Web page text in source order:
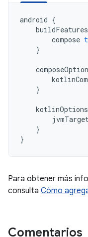
android {
buildFeatures
compose
}
}
kotlinOptions
}
}
Para obtener más
consulta Cómo
Comentarios